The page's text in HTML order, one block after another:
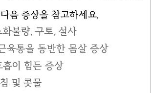
음 증상을 참고하세요.
불량, 구토, 설사
육통을 동반한 몸살 증상
이 힘든 증상
및 콧물